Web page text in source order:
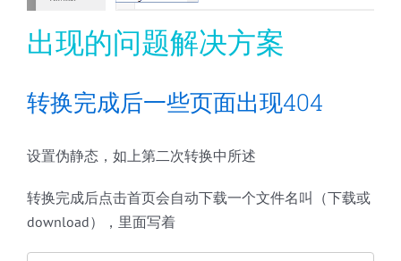
出现的问题解决方案
转换完成后一些页面出现404
设置伪静态，如上第二次转换中所述
转换完成后点击首页会自动下载一个文件名叫（下载或
download），里面写着